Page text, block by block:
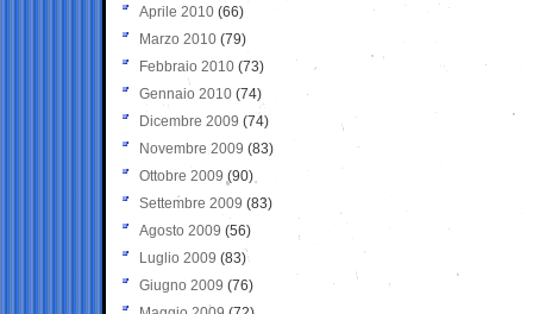
Aprile 2010 (66)
Marzo 2010 (79)
Febbraio 2010 (73)
Gennaio 2010 (74)
Dicembre 2009 (74)
Novembre 2009 (83)
Ottobre 2009 (90)
Settembre 2009 (83)
Agosto 2009 (56)
Luglio 2009 (83)
Giugno 2009 (76)